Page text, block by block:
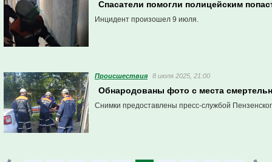
Спасатели помогли полицейским
Инцидент произошел 9 июля.
Проиcшествия 8 июля 2025, 21:00
Обнародованы фото с места
Снимки предоставлены пресс-службой